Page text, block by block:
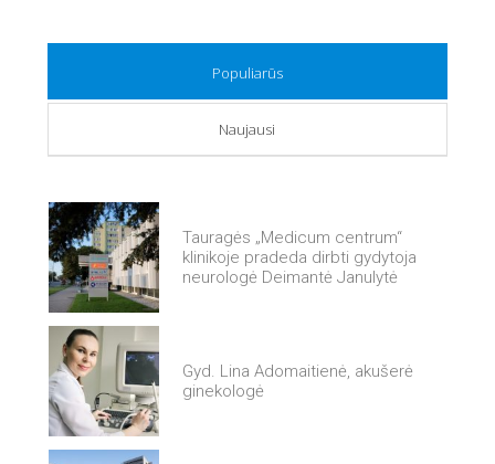
Populiarūs
Naujausi
Tauragės „Medicum centrum“
klinikoje pradeda dirbti gydytoja
neurologė Deimantė Janulytė
Gyd. Lina Adomaitienė, akušerė
ginekologė